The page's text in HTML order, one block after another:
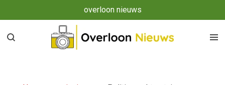
direct
naar
overloon nieuws